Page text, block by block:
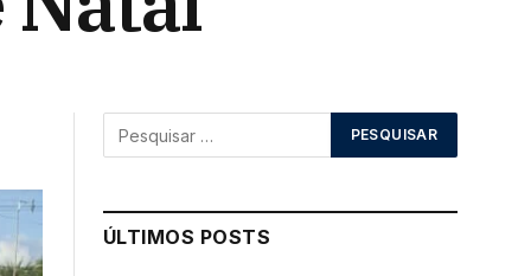
ÚLTIMOS POSTS